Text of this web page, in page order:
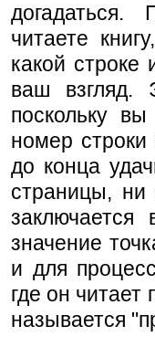
читаете
какой строке
ваш взгляд.
поскольку
номер
до конца
страницы,
значение
и для
где он
называется